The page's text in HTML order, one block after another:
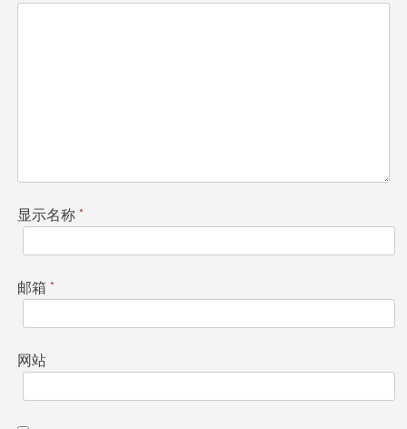
显示名称 *
邮箱 *
网站